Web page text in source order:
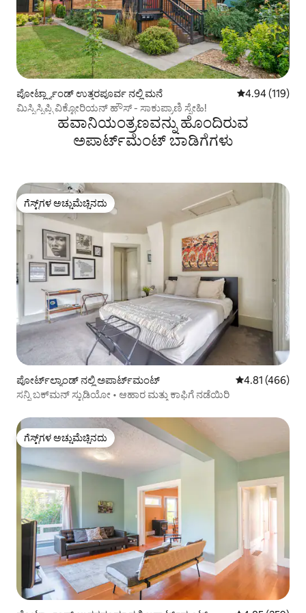
ಪೋರ್ಟ್ಲ್ಯಾಂಡ್ ಉತ್ತರಪೂರ್ವ ನಲ್ಲಿ ಮನೆ 5 ರಲ್ಲಿ 4.94
4.94 (119)
ಮಿಸ್ಸಿಸ್ಸಿಪ್ಪಿ ವಿಕ್ಟೋರಿಯನ್ ಹೌಸ್ - ಸಾಕುಪ್ರಾಣಿ ಸ್ನೇಹಿ!
ಹವಾನಿಯಂತ್ರಣವನ್ನು ಹೊಂದಿರುವ
ಅಪಾರ್ಟ್‌ಮೆಂಟ್‌ ಬಾಡಿಗೆಗಳು
ಗೆಸ್ಟ್‌ಗಳ ಅಚ್ಚುಮೆಚ್ಚಿನದು
ಗೆಸ್ಟ್‌ಗಳ ಅಚ್ಚುಮೆಚ್ಚಿನದು
ಪೋರ್ಟ್‌ಲ್ಯಾಂಡ್ ನಲ್ಲಿ ಅಪಾರ್ಟ್‌ಮಂಟ್ 5 ರಲ್ಲಿ 4.81
4.81 (466)
ಸನ್ನಿ ಬಕ್‌ಮನ್ ಸ್ಟುಡಿಯೋ • ಆಹಾರ ಮತ್ತು ಕಾಫಿಗೆ ನಡೆಯಿರಿ
ಗೆಸ್ಟ್‌ಗಳ ಅಚ್ಚುಮೆಚ್ಚಿನದು
ಗೆಸ್ಟ್‌ಗಳ ಅಚ್ಚುಮೆಚ್ಚಿನದು